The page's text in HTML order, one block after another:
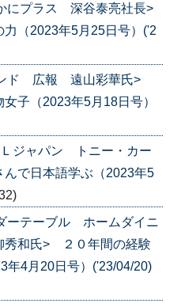
にプラス 深谷泰亮社長>
力（2023年5月25日号）('2
ンド 広報 遠山彩華氏>
子（2023年5月18日号）
Ｌジャパン トニー・カー
んで日本語学ぶ（2023年5
ーテーブル ホームダイニ
和氏> ２０年間の経験
年4月20日号）('23/04/20)